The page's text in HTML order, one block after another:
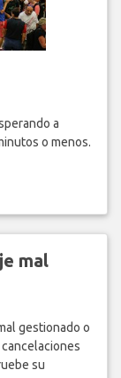
a
o menos.
mal
gestionado o
su